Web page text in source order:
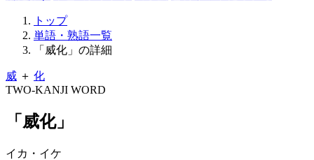
トップ
単語・熟語一覧
「威化」の詳細
威 ＋ 化
TWO-KANJI WORD
「威化」
イカ・イケ